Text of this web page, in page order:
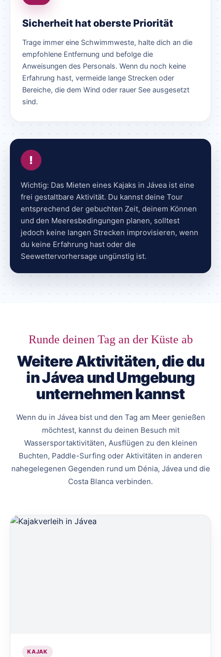
Sicherheit hat oberste Priorität
Trage immer eine Schwimmweste, halte dich an die
empfohlene Entfernung und befolge die
Anweisungen des Personals. Wenn du noch keine
Erfahrung hast, vermeide lange Strecken oder
Bereiche, die dem Wind oder rauer See ausgesetzt
sind.
!
Wichtig: Das Mieten eines Kajaks in Jávea ist eine
frei gestaltbare Aktivität. Du kannst deine Tour
entsprechend der gebuchten Zeit, deinem Können
und den Meeresbedingungen planen, solltest
jedoch keine langen Strecken improvisieren, wenn
du keine Erfahrung hast oder die
Seewettervorhersage ungünstig ist.
Runde deinen Tag an der Küste ab
Weitere Aktivitäten, die du
in Jávea und Umgebung
unternehmen kannst
Wenn du in Jávea bist und den Tag am Meer genießen
möchtest, kannst du deinen Besuch mit
Wassersportaktivitäten, Ausflügen zu den kleinen
Buchten, Paddle-Surfing oder Aktivitäten in anderen
nahegelegenen Gegenden rund um Dénia, Jávea und die
Costa Blanca verbinden.
KAJAK